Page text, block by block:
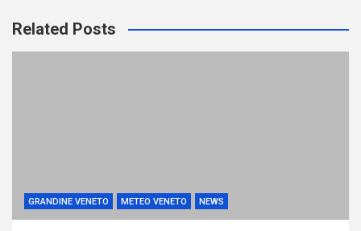
Related Posts
GRANDINE VENETO METEO VENETO NEWS